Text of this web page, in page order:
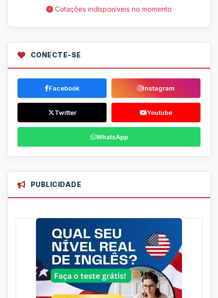
Cotações indisponíveis no momento
CONECTE-SE
Facebook Instagram
Twitter Youtube
WhatsApp
PUBLICIDADE